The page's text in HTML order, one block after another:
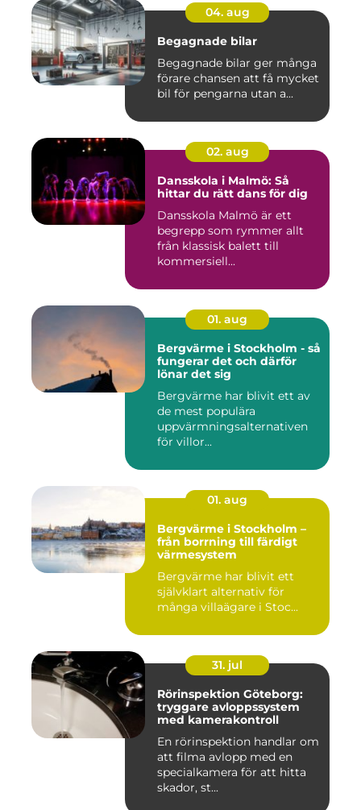
04. aug
Begagnade bilar
Begagnade bilar ger många
förare chansen att få mycket
bil för pengarna utan a...
02. aug
Dansskola i Malmö: Så
hittar du rätt dans för dig
Dansskola Malmö är ett
begrepp som rymmer allt
från klassisk balett till
kommersiell...
01. aug
Bergvärme i Stockholm - så
fungerar det och därför
lönar det sig
Bergvärme har blivit ett av
de mest populära
uppvärmningsalternativen
för villor...
01. aug
Bergvärme i Stockholm –
från borrning till färdigt
värmesystem
Bergvärme har blivit ett
självklart alternativ för
många villaägare i Stoc...
31. jul
Rörinspektion Göteborg:
tryggare avloppssystem
med kamerakontroll
En rörinspektion handlar om
att filma avlopp med en
specialkamera för att hitta
skador, st...